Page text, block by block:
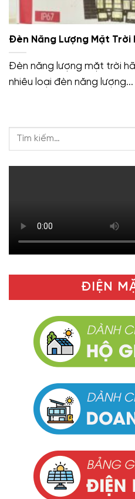
Đèn Năng Lượng Mặt Trời
Đèn năng lượng mặt trời
nhiêu loại đèn năng lượng...
ĐIỆN